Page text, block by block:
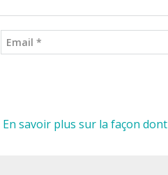
En savoir plus sur la façon